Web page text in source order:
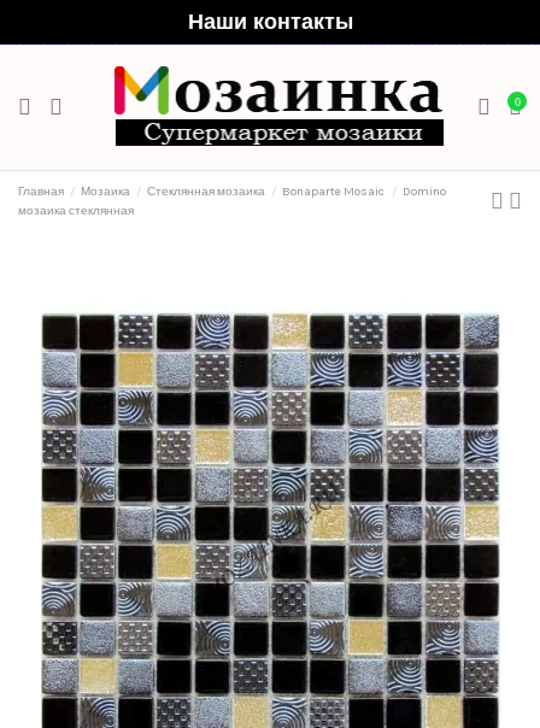
Наши контакты
0
Главная Мозаика Стеклянная мозаика Bonaparte Mosaic
Domino
мозаика стеклянная